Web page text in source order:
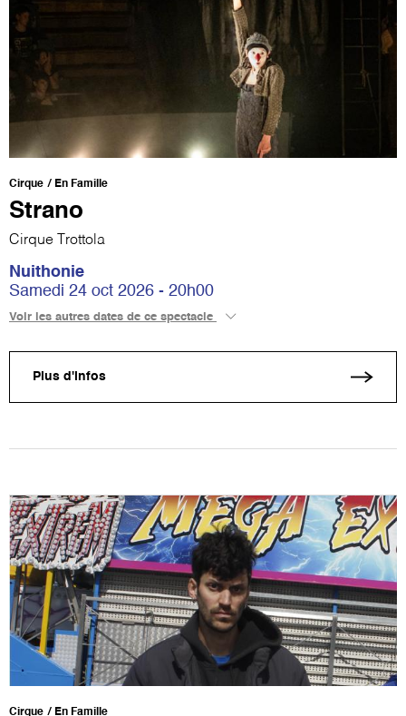
Cirque En Famille
Strano
Cirque Trottola
Nuithonie
Samedi 24 oct 2026 - 20h00
Voir les autres dates de ce spectacle
Plus d'infos
Cirque En Famille